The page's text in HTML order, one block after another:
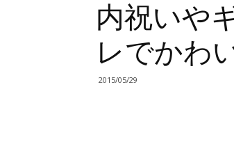
け
情
メ
デ
ィ
内祝いや
レでかわ
2015/05/29